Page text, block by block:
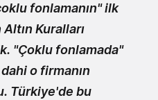
fonlamanın" ilk
Kuralları
"Çoklu fonlamada"
o firmanın
Türkiye'de bu